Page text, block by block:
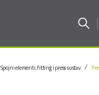
Spojni elementi, fitting i press sustav